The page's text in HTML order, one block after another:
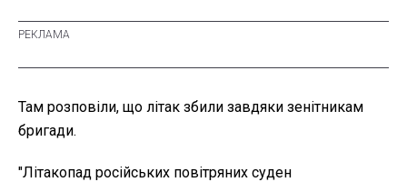
Там розповіли, що літак збили завдяки зенітникам
бригади.
"Літакопад російських повітряних суден